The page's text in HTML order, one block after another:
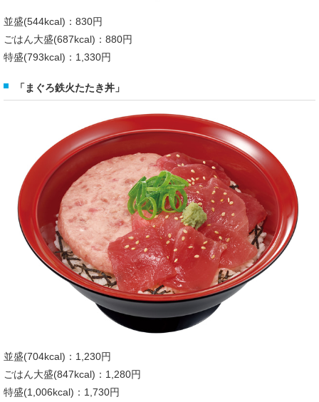
並盛(544kcal)：830円
ごはん大盛(687kcal)：880円
特盛(793kcal)：1,330円
「まぐろ鉄火たたき丼」
並盛(704kcal)：1,230円
ごはん大盛(847kcal)：1,280円
特盛(1,006kcal)：1,730円